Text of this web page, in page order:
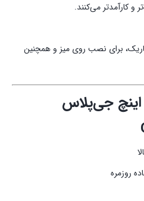
و کارآمدتر می‌کنند.
برای نصب روی میز و همچنین
مزایای تلویزیون ۳۲ اینچ جی‌پلاس
روزمره